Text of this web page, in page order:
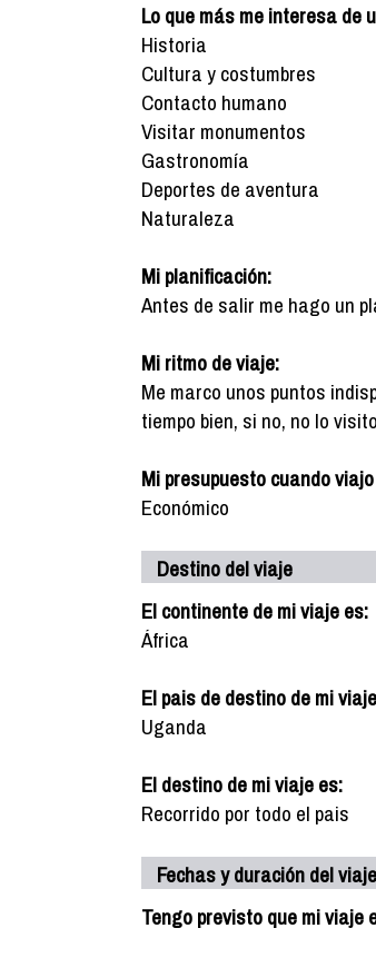
Lo que más me interesa de
Historia
Cultura y costumbres
Contacto humano
Visitar monumentos
Gastronomía
Deportes de aventura
Naturaleza
Mi planificación:
Antes de salir me hago un
Mi ritmo de viaje:
Me marco unos puntos
tiempo bien, si no, no lo
Mi presupuesto cuando
Económico
Destino del viaje
El continente de mi viaje es:
África
El pais de destino de mi
Uganda
El destino de mi viaje es:
Recorrido por todo el pais
Fechas y duración del viaje
Tengo previsto que mi viaje